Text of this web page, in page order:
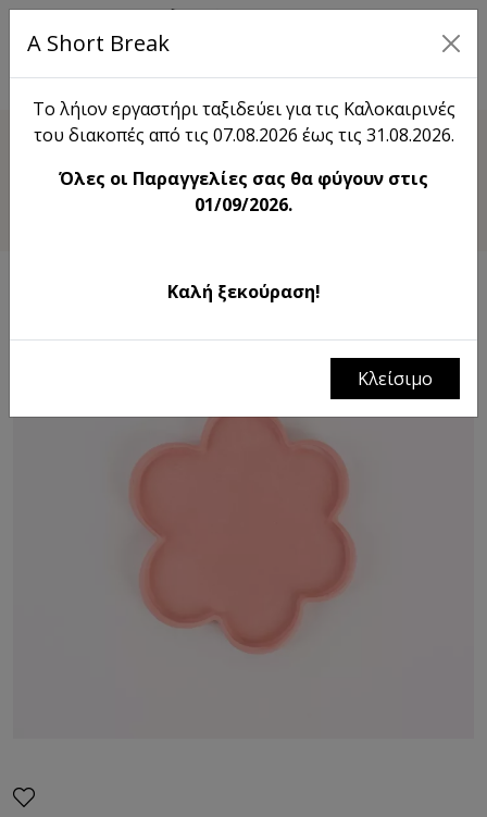
EN
Shop
λήιον Πιατάκι Λουλουδάκι
A Short Break
Το λήιον εργαστήρι ταξιδεύει για τις Καλοκαιρινές
του διακοπές από τις 07.08.2026 έως τις 31.08.2026.
Όλες οι Παραγγελίες σας θα φύγουν στις
01/09/2026.
Καλή ξεκούραση!
Κλείσιμο